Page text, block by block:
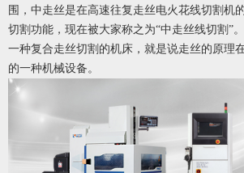
围，中走丝是在高速往复走丝电火花线切割机
切割功能，现在被大家称之为“中走丝线切割”
一种复合走丝切割的机床，就是说走丝的原理
的一种机械设备。